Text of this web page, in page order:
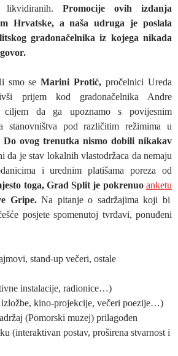
likvidiranih. Promocije ovih izdanja
Hrvatske, a naša udruga je poslala
gradonačelnika iz kojega nikada
smo se Marini Protić,pročelnici Ureda
prijem kod gradonačelnika Andre
da ga upoznamo s povijesnim
stanovništva pod različitim režimima u
Do ovog trenutka nismo dobili nikakav
da je stav lokalnih vlastodržaca da nemaju
i urednim platišama poreza od
toga, Grad Split je pokrenuoanketu
Gripe. Na pitanje o sadržajima koji bi
posjete spomenutoj tvrđavi, ponuđeni
stand-up večeri, ostale
instalacije, radionice…)
kino-projekcije, večeri poezije…)
(Pomorski muzej) prilagođen
(interaktivan postav, proširena stvarnost i